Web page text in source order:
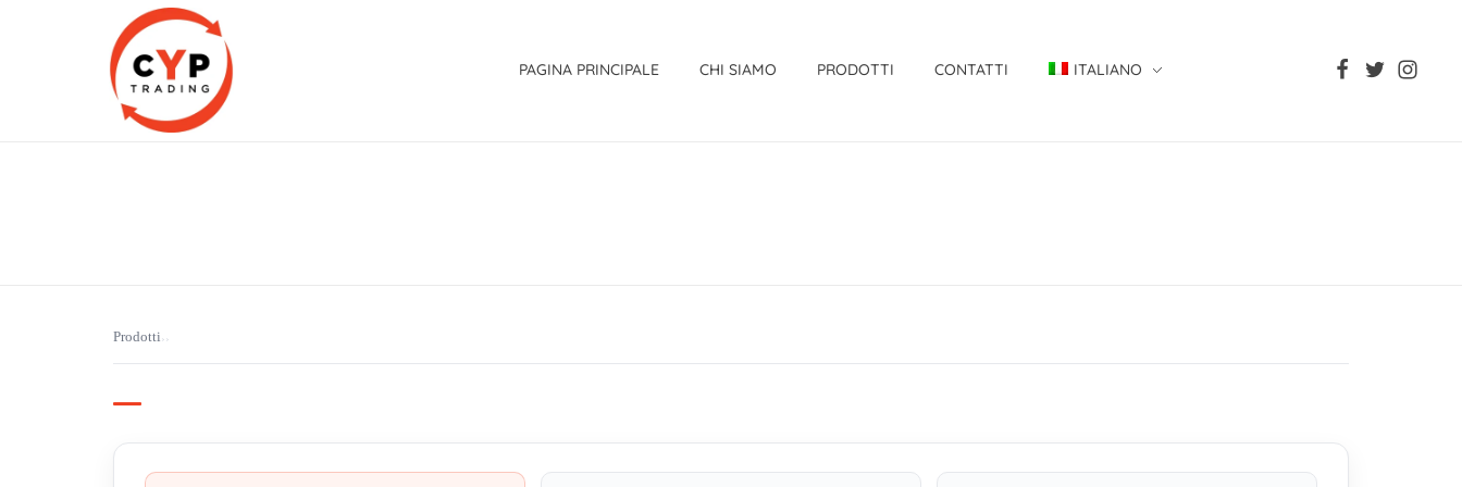
PAGINA PRINCIPALE CHI SIAMO PRODOTTI CONTATTI ITALIANO
Prodotti››